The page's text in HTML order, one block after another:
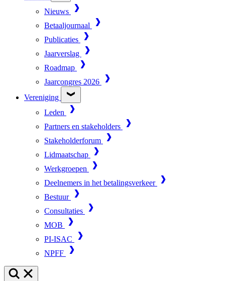
Nieuws
Betaaljournaal
Publicaties
Jaarverslag
Roadmap
Jaarcongres 2026
Vereniging
Leden
Partners en stakeholders
Stakeholderforum
Lidmaatschap
Werkgroepen
Deelnemers in het betalingsverkeer
Bestuur
Consultaties
MOB
PI-ISAC
NPFF